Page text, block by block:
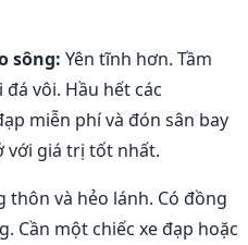
sông: Yên tĩnh hơn. Tầm
vôi. Hầu hết các
miễn phí và đón sân bay
với giá trị tốt nhất.
thôn và hẻo lánh. Có đồng
Cần một chiếc xe đạp hoặc